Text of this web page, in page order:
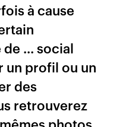
à cause
... social
un profil ou un
des
retrouverez